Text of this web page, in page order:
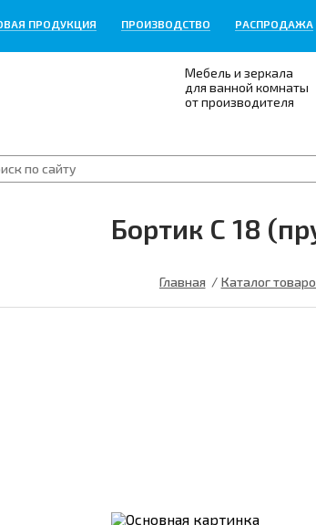
ПРОДУКЦИЯ ПРОИЗВОДСТВО РАСПРОДАЖА
Мебель и зеркала
для ванной комнаты
от производителя
Бортик С 18
Главная Каталог